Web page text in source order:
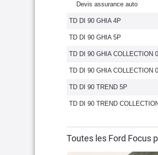
Devis assurance auto
TD DI 90 GHIA 4P
TD DI 90 GHIA 5P
TD DI 90 GHIA COLLECTION
TD DI 90 GHIA COLLECTION
TD DI 90 TREND 5P
TD DI 90 TREND
Toutes les Ford Focus